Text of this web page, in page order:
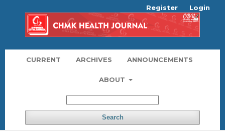
CURRENT ARCHIVES ANNOUNCEMENTS
ABOUT
Search
Register Login